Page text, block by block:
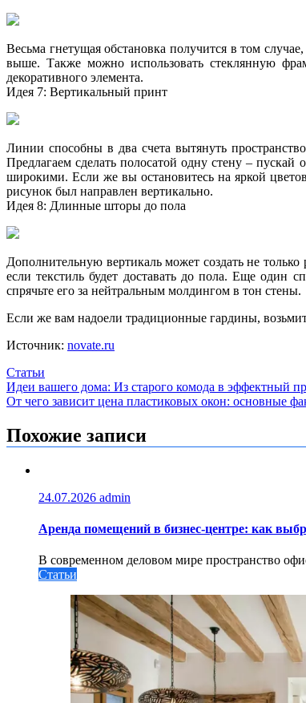
Весьма гнетущая обстановка получится в том
выше. Также можно использовать стеклянную
декоративного элемента.
Идея 7: Вертикальный принт
Линии способны в два счета вытянуть
Предлагаем сделать полосатой одну стену –
широкими. Если же вы остановитесь на яркой
рисунок был направлен вертикально.
Идея 8: Длинные шторы до пола
Дополнительную вертикаль может создать не
если текстиль будет доставать до пола. Еще один
спрячьте его за нейтральным молдингом в тон стены.
Если же вам надоели традиционные гардины,
Источник: novate.ru
Статьи
Навигация
по
записям
Идеи вашего дома: Из старого комода в эффектный
От чего зависит цена пластиковых окон: основные
Похожие записи
24.07.2026 admin
Аренда помещений в бизнес‑центре: как
В современном деловом мире пространство
Статьи